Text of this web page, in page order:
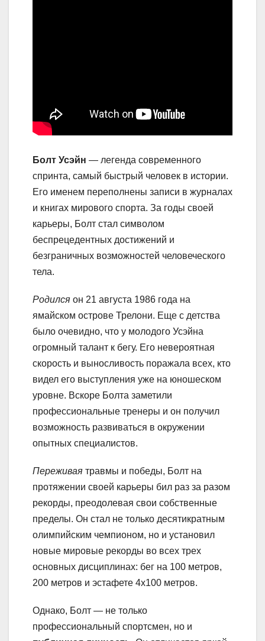
Болт Усэйн — легенда современного
спринта, самый быстрый человек в истории.
Его именем переполнены записи в журналах
и книгах мирового спорта. За годы своей
карьеры, Болт стал символом
беспрецедентных достижений и
безграничных возможностей человеческого
тела.
Родился он 21 августа 1986 года на
ямайском острове Трелони. Еще с детства
было очевидно, что у молодого Усэйна
огромный талант к бегу. Его невероятная
скорость и выносливость поражала всех, кто
видел его выступления уже на юношеском
уровне. Вскоре Болта заметили
профессиональные тренеры и он получил
возможность развиваться в окружении
опытных специалистов.
Переживая травмы и победы, Болт на
протяжении своей карьеры бил раз за разом
рекорды, преодолевая свои собственные
пределы. Он стал не только десятикратным
олимпийским чемпионом, но и установил
новые мировые рекорды во всех трех
основных дисциплинах: бег на 100 метров,
200 метров и эстафете 4х100 метров.
Однако, Болт — не только
профессиональный спортсмен, но и